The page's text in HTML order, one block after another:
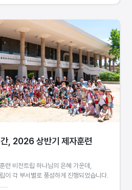
, 2026 상반기 제자훈련
련 비전트립 하나님의 은혜 가운데,
이 각 부서별로 풍성하게 진행되었습니다.